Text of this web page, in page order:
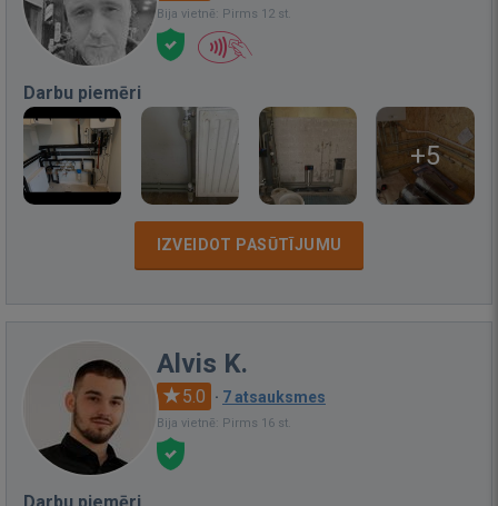
Bija vietnē: Pirms 12 st.
Darbu piemēri
+5
IZVEIDOT PASŪTĪJUMU
Alvis K.
5.0 · 7 atsauksmes
Bija vietnē: Pirms 16 st.
Darbu piemēri